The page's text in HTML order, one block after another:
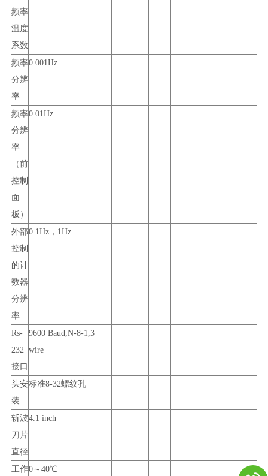
频率
温度
系数
频率
分辨
率
0.001Hz
频率
分辨
率
（前
控制
面
板）
0.01Hz
外部
控制
的计
数器
分辨
率
0.1Hz， 1Hz
Rs-
232
接口
9600 Baud,N-8-1,3
wire
头安
装
标准8-32螺纹孔
斩波
刀片
直径
4.1 inch
工作0～ 40℃